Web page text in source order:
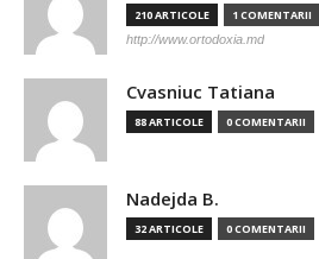
210 ARTICOLE 1 COMENTARII
http://www.ortodoxia.md
Cvasniuc Tatiana
88 ARTICOLE 0 COMENTARII
Nadejda B.
32 ARTICOLE 0 COMENTARII